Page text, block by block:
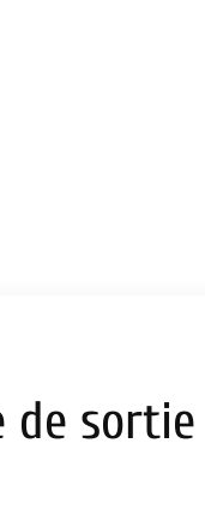
de sortie